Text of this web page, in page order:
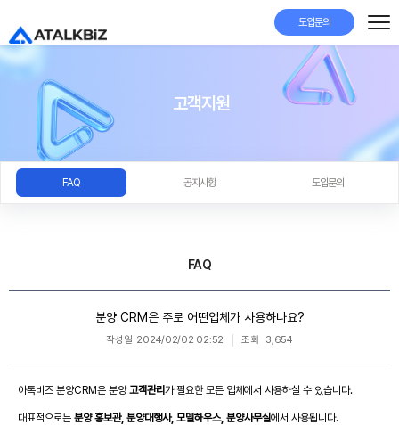
도입문의
고객지원
FAQ 공지사항 도입문의
FAQ
분양 CRM은 주로 어떤업체가 사용하나요?
작성일 2024/02/02 02:52 조회 3,654
아톡비즈 분양CRM은 분양 고객관리가 필요한 모든 업체에서 사용하실 수 있습니다.
대표적으로는 분양 홍보관, 분양대행사, 모델하우스, 분양사무실에서 사용됩니다.